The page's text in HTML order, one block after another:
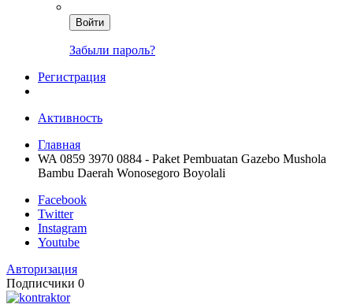
Войти
Забыли пароль?
Регистрация
Активность
Главная
WA 0859 3970 0884 - Paket Pembuatan Gazebo Mushola
Bambu Daerah Wonosegoro Boyolali
Facebook
Twitter
Instagram
Youtube
Авторизация
Подписчики 0